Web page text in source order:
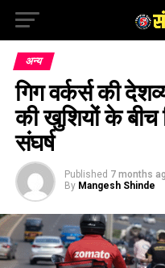
अन्य
गिग वर्कर्स की
की खुशियों के बीच
संघर्ष
Published 7 months
By Mangesh Shinde